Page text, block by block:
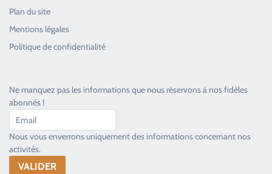
Plan du site
Mentions légales
Politique de confidentialité
Ne manquez pas les informations que nous réservons à nos fidèles
abonnés !
Nous vous enverrons uniquement des informations concernant nos
activités.
Toujours heureux d'aider les passionnés